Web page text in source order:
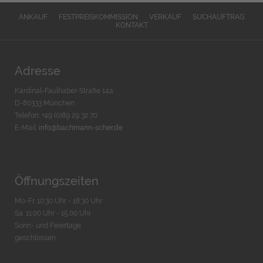
ANKAUF FESTPREISKOMMISSION VERKAUF
SUCHAUFTRAG
KONTAKT
Adresse
Kardinal-Faulhaber-Straße 14a
D-80333 München
Telefon: +49 (0)89 29 32 70
E-Mail: info@bachmann-scher.de
Öffnungszeiten
Mo-Fr. 10:30 Uhr - 18:30 Uhr
Sa. 11:00 Uhr - 15.00 Uhr
Sonn- und Feiertage
geschlossen